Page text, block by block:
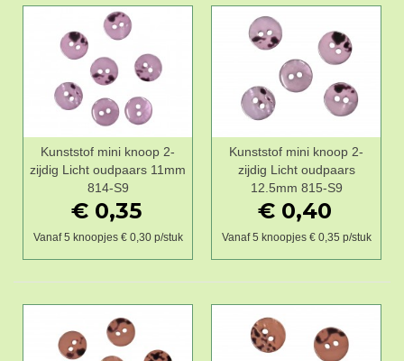
Kunststof mini knoop 2-
zijdig Licht oudpaars 11mm
814-S9
€ 0,35
Vanaf 5 knoopjes € 0,30 p/stuk
Kunststof mini knoop 2-
zijdig Licht oudpaars
12.5mm 815-S9
€ 0,40
Vanaf 5 knoopjes € 0,35 p/stuk